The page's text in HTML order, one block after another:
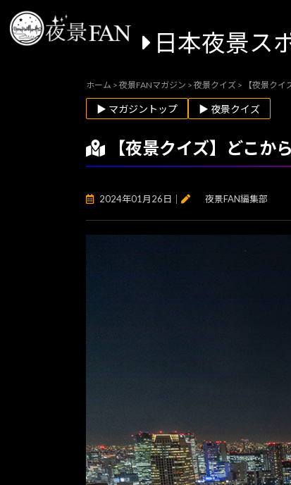
日本夜景ス
ホーム > 夜景FANマガジン > 夜景クイズ > 【夜景ク
▶ マガジントップ ▶ 夜景クイズ
【夜景クイズ】どこ
2024年01月26日 夜景FAN編集部